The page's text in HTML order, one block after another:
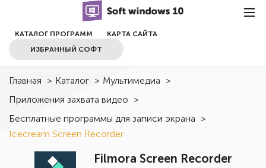
КАТАЛОГ ПРОГРАММ
КАРТА САЙТА
ИЗБРАННЫЙ СОФТ
Главная > Каталог > Мультимедиа >
Приложения захвата видео >
Бесплатные программы для записи экрана >
Icecream Screen Recorder
Filmora Screen Recorder